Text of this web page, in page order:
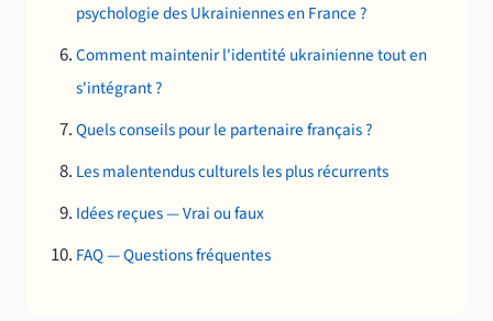
psychologie des Ukrainiennes en France ?
Comment maintenir l'identité ukrainienne tout en
s'intégrant ?
Quels conseils pour le partenaire français ?
Les malentendus culturels les plus récurrents
Idées reçues — Vrai ou faux
FAQ — Questions fréquentes